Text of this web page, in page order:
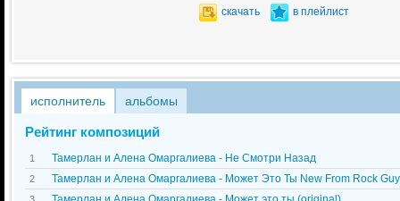
скачать в плейлист
исполнитель альбомы
Рейтинг композиций
1 Тамерлан и Алена Омаргалиева - Не Смотри Назад
2 Тамерлан и Алена Омаргалиева - Может Это Ты New From Rock Guy